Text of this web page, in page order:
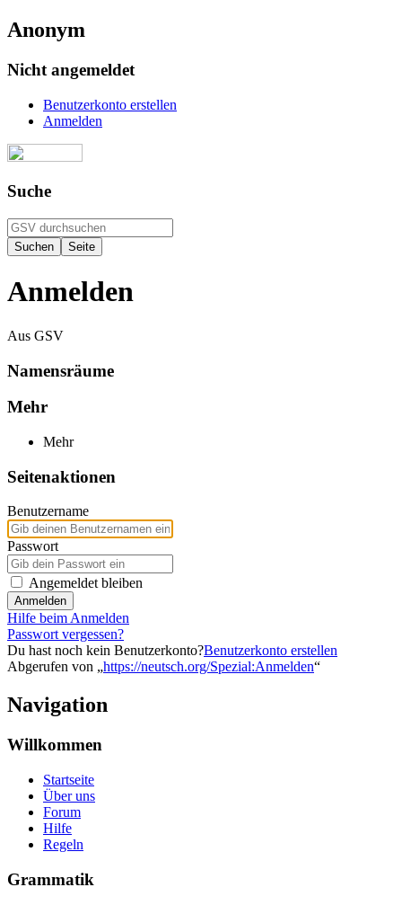
Anonym
Nicht angemeldet
Benutzerkonto erstellen
Anmelden
Suche
Anmelden
Aus GSV
Namensräume
Mehr
Mehr
Seitenaktionen
Benutzername
Passwort
Angemeldet bleiben
Anmelden
Hilfe beim Anmelden
Passwort vergessen?
Du hast noch kein Benutzerkonto?Benutzerkonto erstellen
Abgerufen von „https://neutsch.org/Spezial:Anmelden“
Navigation
Willkommen
Startseite
Über uns
Forum
Hilfe
Regeln
Grammatik